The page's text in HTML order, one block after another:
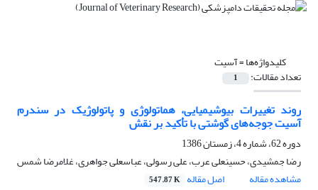
کلیدواژه‌ها =‌آسیت
تعداد مقالات: 1
روند تغییرات بیوشیمیایی، هماتولوژی و پاتولوژیک در سندرم
آسیت جوجه‌های گوشتی با تأکید بر نقش
دوره 62، شماره 4، زمستان 1386
رضا جمشیدی، حسینعلی عرب، علی رسولی، عباسعلی جواهری، غلامرضا شمس
مشاهده مقاله
اصل مقاله 547.87 K